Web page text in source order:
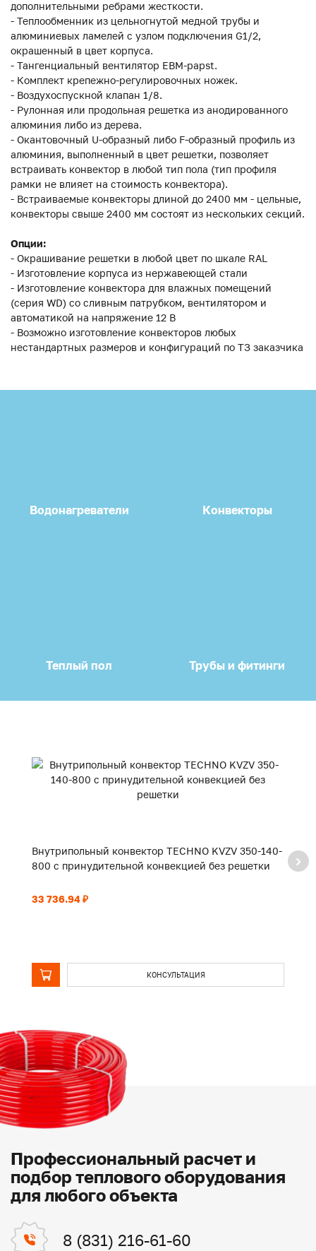
дополнительными ребрами жесткости.
- Теплообменник из цельногнутой медной трубы и
алюминиевых ламелей с узлом подключения G1/2,
окрашенный в цвет корпуса.
- Тангенциальный вентилятор EBM-papst.
- Комплект крепежно-регулировочных ножек.
- Воздухоспускной клапан 1/8.
- Рулонная или продольная решетка из анодированного
алюминия либо из дерева.
- Окантовочный U-образный либо F-образный профиль из
алюминия, выполненный в цвет решетки, позволяет
встраивать конвектор в любой тип пола (тип профиля
рамки не влияет на стоимость конвектора).
- Встраиваемые конвекторы длиной до 2400 мм - цельные,
конвекторы свыше 2400 мм состоят из нескольких секций.
Опции:
- Окрашивание решетки в любой цвет по шкале RAL
- Изготовление корпуса из нержавеющей стали
- Изготовление конвектора для влажных помещений
(серия WD) со сливным патрубком, вентилятором и
автоматикой на напряжение 12 В
- Возможно изготовление конвекторов любых
нестандартных размеров и конфигураций по ТЗ заказчика
Водонагреватели Конвекторы
Теплый пол Трубы и фитинги
Внутрипольный конвектор TECHNO KVZV 350-140-
800 с принудительной конвекцией без решетки
33 736.94 ₽
КОНСУЛЬТАЦИЯ
Профессиональный расчет и
подбор теплового оборудования
для любого объекта
8 (831) 216-61-60